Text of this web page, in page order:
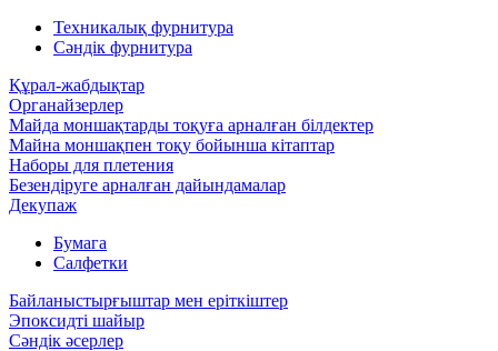
Техникалық фурнитура
Сәндік фурнитура
Құрал-жабдықтар
Органайзерлер
Майда моншақтарды тоқуға арналған білдектер
Майна моншақпен тоқу бойынша кітаптар
Наборы для плетения
Безендіруге арналған дайындамалар
Декупаж
Бумага
Салфетки
Байланыстырғыштар мен еріткіштер
Эпоксидті шайыр
Сәндік әсерлер